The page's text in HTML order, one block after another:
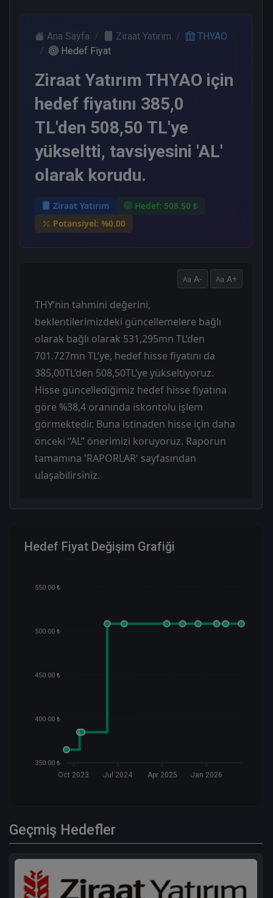
Ana Sayfa Ziraat Yatırım
THYAO
Hedef Fiyat
Ziraat Yatırım THYAO için
hedef fiyatını 385,0
TL'den 508,50 TL'ye
yükseltti, tavsiyesini 'AL'
olarak korudu.
Ziraat Yatırım
Hedef: 508.50 ₺
Potansiyel: %0.00
A- A+
THY’nin tahmini değerini,
beklentilerimizdeki güncellemelere bağlı
olarak bağlı olarak 531,295mn TL’den
701.727mn TL’ye, hedef hisse fiyatını da
385,00TL’den 508,50TL’ye yükseltiyoruz.
Hisse güncellediğimiz hedef hisse fiyatına
göre %38,4 oranında iskontolu işlem
görmektedir. Buna istinaden hisse için daha
önceki “AL” önerimizi koruyoruz. Raporun
tamamına 'RAPORLAR' sayfasından
ulaşabilirsiniz.
Hedef Fiyat Değişim Grafiği
550.00 ₺
500.00 ₺
450.00 ₺
400.00 ₺
350.00 ₺
Oct 2023 Jul 2024 Apr 2025 Jan 2026
Geçmiş Hedefler